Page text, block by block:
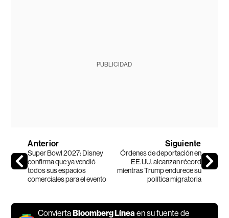
PUBLICIDAD
Anterior
Super Bowl 2027: Disney
confirma que ya vendió
todos sus espacios
comerciales para el evento
Siguiente
Órdenes de deportación en
EE.UU. alcanzan récord
mientras Trump endurece su
política migratoria
ConviertaBloomberg Líneaen su fuente de